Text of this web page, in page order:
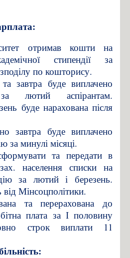
отримав кошти на
стипендії за
по кошторису.
завтра буде виплачено
за лютий аспірантам.
буде нарахована після
завтра буде виплачено
за минулі місяці.
та передати в
населення списки на
за лютий і березень.
Мінсоцполітики.
та перерахована до
плата за І половину
строк виплати 11